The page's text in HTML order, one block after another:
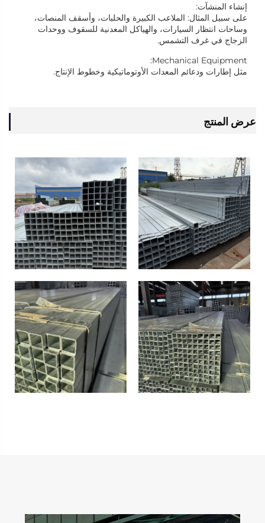
إنشاء المنشآت:
على سبيل المثال: الملاعب الكبيرة والحلبات، وأسقف المنصات،
وساحات انتظار السيارات، والهياكل المعدنية للسقوف ووحدات
الزجاج في غرف التشمس.
Mechanical Equipment:
مثل إطارات ودعائم المعدات الأوتوماتيكية وخطوط الإنتاج.
عرض المنتج